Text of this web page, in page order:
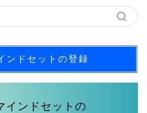
ンドセットの登録
インドセットの